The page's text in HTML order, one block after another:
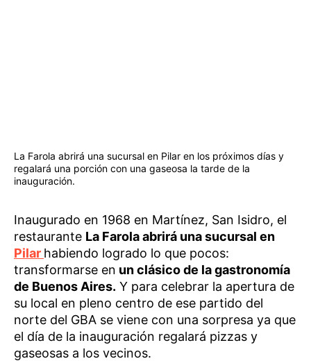
La Farola abrirá una sucursal en Pilar en los próximos días y
regalará una porción con una gaseosa la tarde de la
inauguración.
Inaugurado en 1968 en Martínez, San Isidro, el
restaurante La Farola abrirá una sucursal en
Pilar habiendo logrado lo que pocos:
transformarse en un clásico de la gastronomía
de Buenos Aires. Y para celebrar la apertura de
su local en pleno centro de ese partido del
norte del GBA se viene con una sorpresa ya que
el día de la inauguración regalará pizzas y
gaseosas a los vecinos.